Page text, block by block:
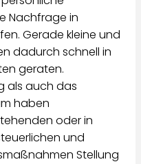
Nachfrage in
Gerade kleine und
dadurch schnell in
geraten.
als auch das
haben
oder in
und
Stellung